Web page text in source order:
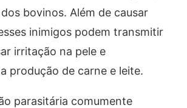
bovinos. Além de causar
inimigos podem transmitir
irritação na pele e
produção de carne e leite.
parasitária comumente